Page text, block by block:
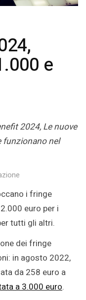
e
2024, Le nuove
funzionano nel
i fringe
euro per i
tutti gli altri.
dei fringe
in agosto 2022,
da 258 euro a
a 3.000 euro.